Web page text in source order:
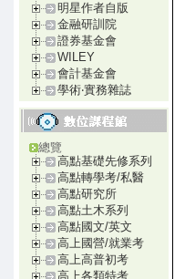
明星作者自版
金融研訓院
證券基金會
WILEY
會計基金會
學術‧實務雜誌
總覽
高點基礎先修系列
高點轉學考/私醫
高點研究所
高點土木系列
高點國文/英文
高上國營/就業考
高上高普初考
高上各類特考